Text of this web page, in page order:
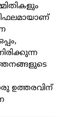
ഉത്തരവിന്